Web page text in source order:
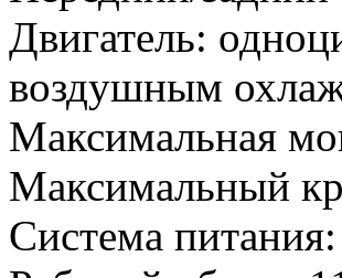
Двигатель:
воздушным
Максимальная
Максимальный
Система